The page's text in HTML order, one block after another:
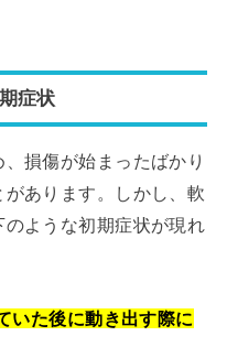
症状
損傷が始まったばかり
あります。しかし、軟
ような初期症状が現れ
いた後に動き出す際に